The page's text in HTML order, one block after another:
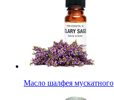
Масло шалфея мускатного